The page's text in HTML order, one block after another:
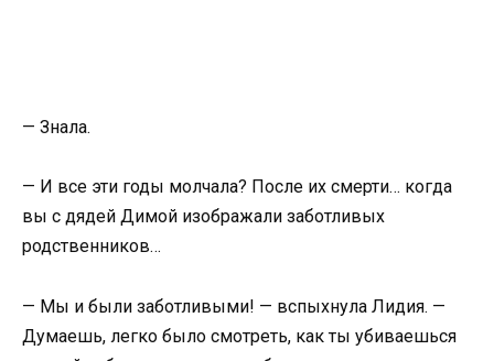
— Знала.
— И все эти годы молчала? После их смерти… когда
вы с дядей Димой изображали заботливых
родственников…
— Мы и были заботливыми! — вспыхнула Лидия. —
Думаешь, легко было смотреть, как ты убиваешься